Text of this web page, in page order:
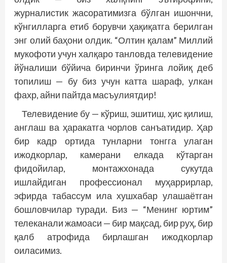
журналистик жасоратимизга бўлган ишончни,
кўнгилларга етиб борувчи ҳақиқатга берилган
энг олий баҳони олдик. “Олтин қалам” Миллий
мукофоти учун халқаро танловда телевидение
йўналиши бўйича биринчи ўринга лойиқ деб
топилиш — бу биз учун катта шараф, улкан
фахр, айни пайтда масъулиятдир!
Телевидение бу — кўриш, эшитиш, ҳис қилиш,
англаш ва ҳаракатга чорлов санъатидир. Ҳар
бир кадр ортида тунларни тонгга улаган
ижодкорлар, камерани елкада кўтарган
фидойилар, монтажхонада сукутда
ишлайдиган профессионал муҳаррирлар,
эфирда табассум ила хушхабар улашаётган
бошловчилар туради. Биз — “Менинг юртим”
телеканали жамоаси — бир мақсад, бир руҳ, бир
қалб атрофида бирлашган ижодкорлар
оиласимиз.